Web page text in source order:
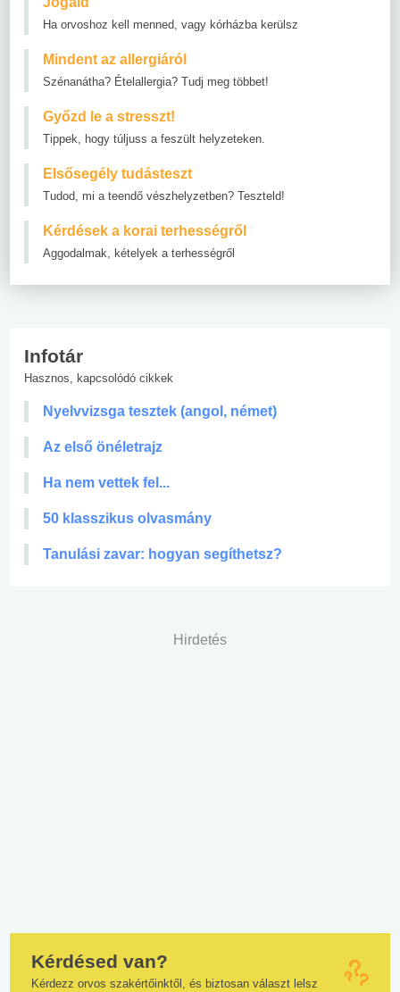
Ha orvoshoz kell menned, vagy kórházba kerülsz
Mindent az allergiáról
Szénanátha? Ételallergia? Tudj meg többet!
Győzd le a stresszt!
Tippek, hogy túljuss a feszült helyzeteken.
Elsősegély tudásteszt
Tudod, mi a teendő vészhelyzetben? Teszteld!
Kérdések a korai terhességről
Aggodalmak, kételyek a terhességről
Infotár
Hasznos, kapcsolódó cikkek
Nyelvvizsga tesztek (angol, német)
Az első önéletrajz
Ha nem vettek fel...
50 klasszikus olvasmány
Tanulási zavar: hogyan segíthetsz?
Hirdetés
Kérdésed van?
Kérdezz orvos szakértőinktől, és biztosan választ lelsz